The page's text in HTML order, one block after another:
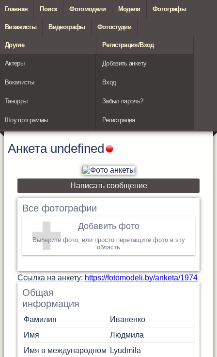
Главная Поиск Фотомодели Модели Фотографы
Визажисты Видеографы Фотостудии
Другие
Актеры
Вокалисты
Танцоры
Шоу программы
Регистрация/Вход
Добавить анкету
Вход
Забыл пароль?
Регистрация
Анкета undefined
Написать сообщение
Все фотографии
Добавить фото
Выберите фото, или просто перетащите фото в эту
область
Cсылка на анкету: https://fotomodeli.by/anketa/1974
Общая
информация
Фамилия
Иваненко
Имя
Людмила
Имя в международном
Lyudmila